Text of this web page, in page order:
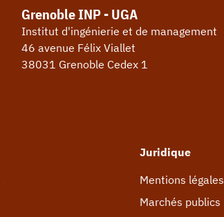
Grenoble INP - UGA
Institut d'ingénierie et de management
46 avenue Félix Viallet
38031 Grenoble Cedex 1
Juridique
Mentions légales
Marchés publics